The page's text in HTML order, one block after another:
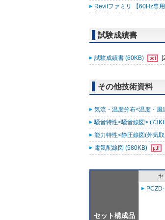
Revitファミリ 【60Hz専
試験成績書
試験成績書 (60KB)
その他技術資料
気流・温度分布<温度・風
騒音特性<騒音線図>
能力特性<静圧線図(外気
電気配線図 (580KB)
セット構成品